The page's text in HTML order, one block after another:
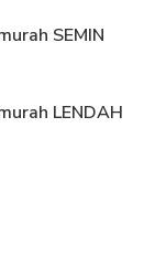
SEMIN
LENDAH